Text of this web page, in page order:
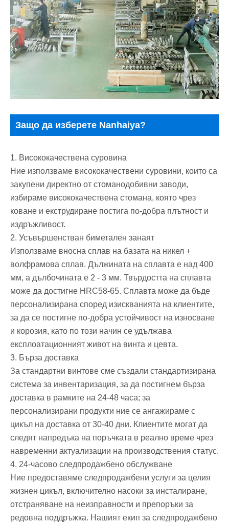
Защо да изберете Nanhaiya?
1. Висококачествена суровина
Ние използваме висококачествени суровини, които са
закупени директно от стоманодобивни заводи,
избираме висококачествена стомана, която чрез
коване и екструдиране постига по-добра плътност и
издръжливост.
2. Усъвършенстван биметален занаят
Използваме вносна сплав на базата на никел +
волфрамова сплав. Дължината на сплавта е над 400
мм, а дълбочината е 2 - 3 мм. Твърдостта на сплавта
може да достигне HRC58-65. Сплавта може да бъде
персонализирана според изискванията на клиентите,
за да се постигне по-добра устойчивост на износване
и корозия, като по този начин се удължава
експлоатационният живот на винта и цевта.
3. Бърза доставка
За стандартни винтове сме създали стандартизирана
система за инвентаризация, за да постигнем бърза
доставка в рамките на 24-48 часа; за
персонализирани продукти ние се ангажираме с
цикъл на доставка от 30-40 дни. Клиентите могат да
следят напредъка на поръчката в реално време чрез
навременни актуализации на производствения статус.
4. 24-часово следпродажбено обслужване
Ние предоставяме следпродажбени услуги за целия
жизнен цикъл, включително насоки за инсталиране,
отстраняване на неизправности и препоръки за
редовна поддръжка. Нашият екип за следпродажбено